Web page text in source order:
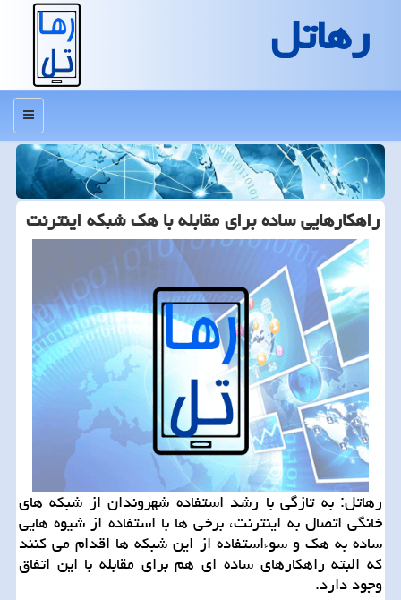
رهاتل
منو
راهكارهایی ساده برای مقابله با هك شبكه اینترنت
رهاتل: به تازگی با رشد استفاده شهروندان از شبكه های
خانگی اتصال به اینترنت، برخی ها با استفاده از شیوه هایی
ساده به هك و سوءاستفاده از این شبكه ها اقدام می كنند
كه البته راهكارهای ساده ای هم برای مقابله با این اتفاق
وجود دارد.